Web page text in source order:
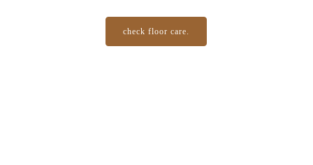
check floor care.